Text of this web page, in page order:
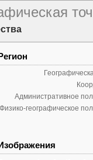
Административное
Физико-географическое